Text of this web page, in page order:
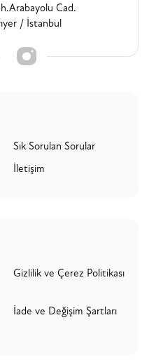
Cad.
/ İstanbul
Sık Sorulan Sorular
İletişim
Gizlilik ve Çerez Politikası
İade ve Değişim Şartları